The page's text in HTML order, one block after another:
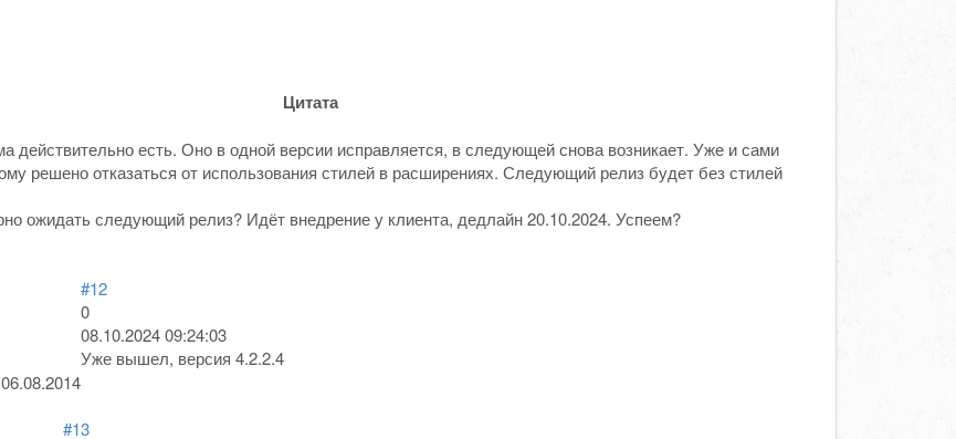
Цитата
действительно есть. Оно в одной версии исправляется, в следующей снова возникает. Уже и сами
решено отказаться от использования стилей в расширениях. Следующий релиз будет без стилей
ожидать следующий релиз? Идёт внедрение у клиента, дедлайн 20.10.2024. Успеем?
06.08.2014
#12
0
08.10.2024 09:24:03
Уже вышел, версия 4.2.2.4
#13